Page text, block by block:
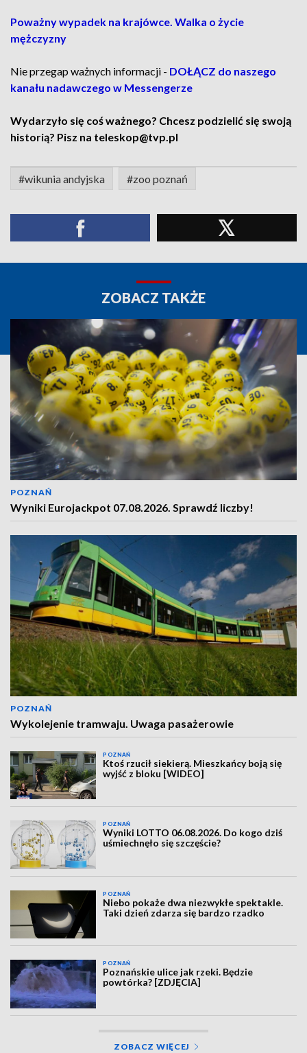
Poważny wypadek na krajówce. Walka o życie
mężczyzny
Nie przegap ważnych informacji - DOŁĄCZ do naszego
kanału nadawczego w Messengerze
Wydarzyło się coś ważnego? Chcesz podzielić się swoją
historią? Pisz na teleskop@tvp.pl
#wikunia andyjska #zoo poznań
ZOBACZ TAKŻE
POZNAŃ
Wyniki Eurojackpot 07.08.2026. Sprawdź liczby!
POZNAŃ
Wykolejenie tramwaju. Uwaga pasażerowie
POZNAŃ
Ktoś rzucił siekierą. Mieszkańcy boją się
wyjść z bloku [WIDEO]
POZNAŃ
Wyniki LOTTO 06.08.2026. Do kogo dziś
uśmiechnęło się szczęście?
POZNAŃ
Niebo pokaże dwa niezwykłe spektakle.
Taki dzień zdarza się bardzo rzadko
POZNAŃ
Poznańskie ulice jak rzeki. Będzie
powtórka? [ZDJĘCIA]
ZOBACZ WIĘCEJ